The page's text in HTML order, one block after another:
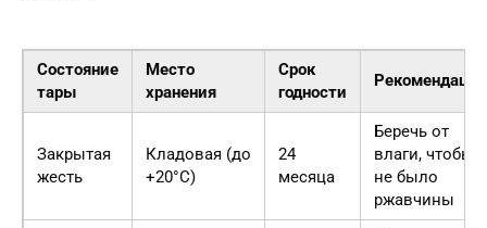
Состояние
тары
Место
хранения
Срок
годности
Рекомендация
Закрытая
жесть
Кладовая (до
+20°C)
24
месяца
Беречь от
влаги, чтобы
не было
ржавчины